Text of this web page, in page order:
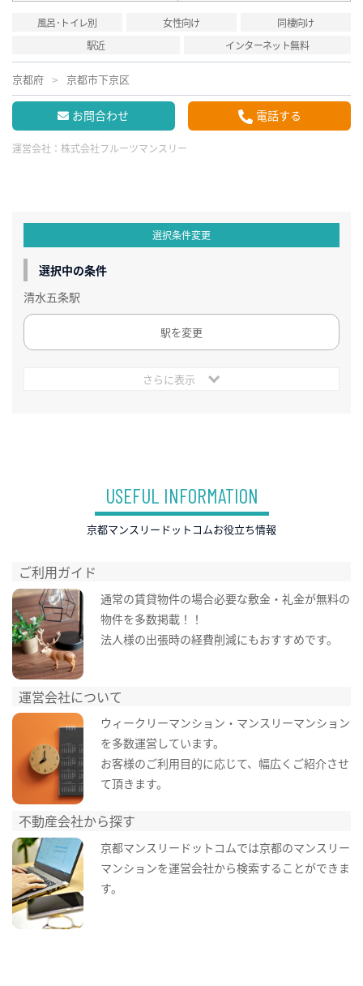
風呂･トイレ別 女性向け
同棲向け
駅近
インターネット無料
京都府 京都市下京区
お問合わせ 電話する
運営会社： 株式会社フルーツマンスリー
選択条件変更
選択中の条件
清水五条駅
駅を変更
さらに表示
USEFUL INFORMATION
京都マンスリードットコムお役立ち情報
ご利用ガイド
通常の賃貸物件の場合必要な敷金・礼金が無料の
物件を多数掲載！！
法人様の出張時の経費削減にもおすすめです。
運営会社について
ウィークリーマンション・マンスリーマンション
を多数運営しています。
お客様のご利用目的に応じて、幅広くご紹介させ
て頂きます。
不動産会社から探す
京都マンスリードットコムでは京都のマンスリー
マンションを運営会社から検索することができま
す。